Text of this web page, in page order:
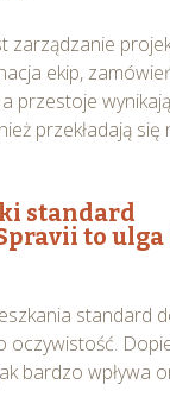
zarządzanie
ekip,
przestoje
przekładają się
standard
to ulga
standard
oczywistość.
bardzo wpływa